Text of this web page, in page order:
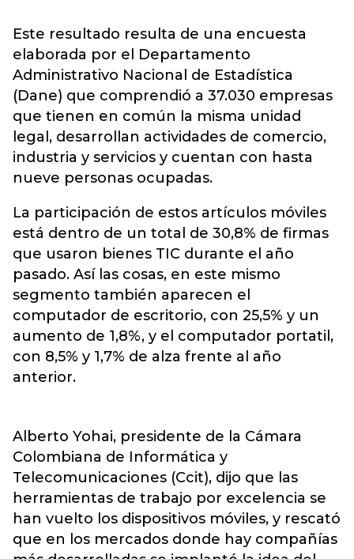
Este resultado resulta de una encuesta
elaborada por el Departamento
Administrativo Nacional de Estadística
(Dane) que comprendió a 37.030 empresas
que tienen en común la misma unidad
legal, desarrollan actividades de comercio,
industria y servicios y cuentan con hasta
nueve personas ocupadas.
La participación de estos artículos móviles
está dentro de un total de 30,8% de firmas
que usaron bienes TIC durante el año
pasado. Así las cosas, en este mismo
segmento también aparecen el
computador de escritorio, con 25,5% y un
aumento de 1,8%, y el computador portatil,
con 8,5% y 1,7% de alza frente al año
anterior.
Alberto Yohai, presidente de la Cámara
Colombiana de Informática y
Telecomunicaciones (Ccit), dijo que las
herramientas de trabajo por excelencia se
han vuelto los dispositivos móviles, y rescató
que en los mercados donde hay compañías